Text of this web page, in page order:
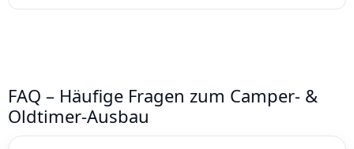
FAQ – Häufige Fragen zum Camper- &
Oldtimer-Ausbau